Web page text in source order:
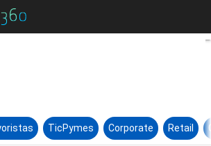
El gasto en impresión 3D
TicPymes Corporate Retail